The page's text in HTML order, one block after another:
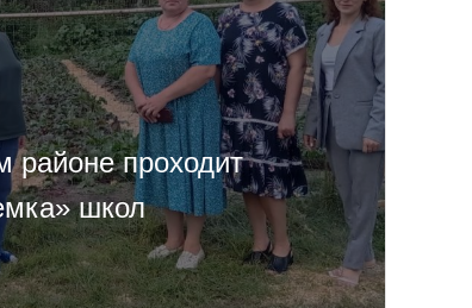
районе проходит
школ